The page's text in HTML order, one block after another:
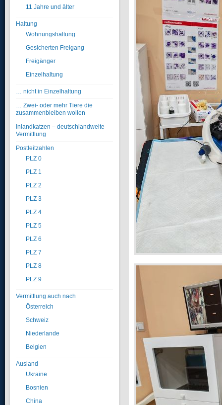
11 Jahre und älter
Haltung
Wohnungshaltung
Gesicherten Freigang
Freigänger
Einzelhaltung
… nicht in Einzelhaltung
… Zwei- oder mehr Tiere die
zusammenbleiben wollen
Inlandkatzen – deutschlandweite
Vermittlung
Postleitzahlen
PLZ 0
PLZ 1
PLZ 2
PLZ 3
PLZ 4
PLZ 5
PLZ 6
PLZ 7
PLZ 8
PLZ 9
Vermittlung auch nach
Österreich
Schweiz
Niederlande
Belgien
Ausland
Ukraine
Bosnien
China